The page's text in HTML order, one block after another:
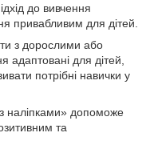
до вивчення
привабливим для дітей.
з дорослими або
адаптовані для дітей,
потрібні навички у
наліпками» допоможе
та